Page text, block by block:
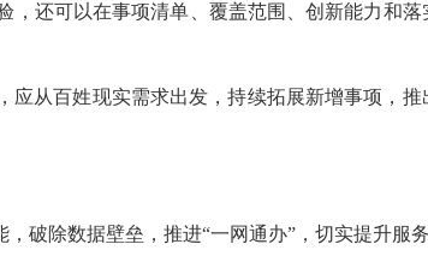
还可以在事项清单、覆盖范围、创新能力和落
从百姓现实需求出发，持续拓展新增事项，
破除数据壁垒，推进“一网通办”，切实提升服